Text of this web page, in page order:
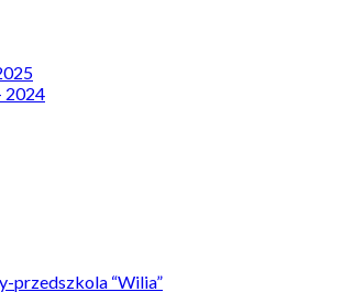
2024
przedszkola “Wilia”